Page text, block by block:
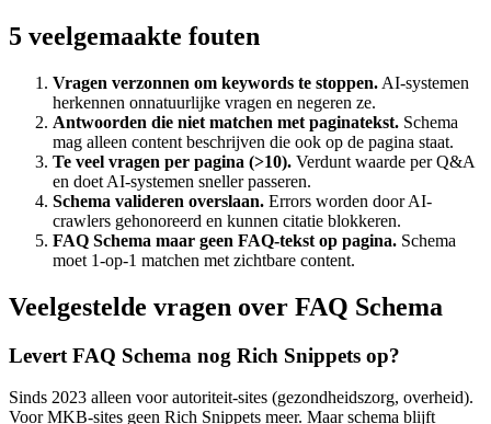
5 veelgemaakte fouten
Vragen verzonnen om keywords te stoppen. AI-systemen
herkennen onnatuurlijke vragen en negeren ze.
Antwoorden die niet matchen met paginatekst. Schema
mag alleen content beschrijven die ook op de pagina staat.
Te veel vragen per pagina (>10). Verdunt waarde per Q&A
en doet AI-systemen sneller passeren.
Schema valideren overslaan. Errors worden door AI-
crawlers gehonoreerd en kunnen citatie blokkeren.
FAQ Schema maar geen FAQ-tekst op pagina. Schema
moet 1-op-1 matchen met zichtbare content.
Veelgestelde vragen over FAQ Schema
Levert FAQ Schema nog Rich Snippets op?
Sinds 2023 alleen voor autoriteit-sites (gezondheidszorg, overheid).
Voor MKB-sites geen Rich Snippets meer. Maar schema blijft